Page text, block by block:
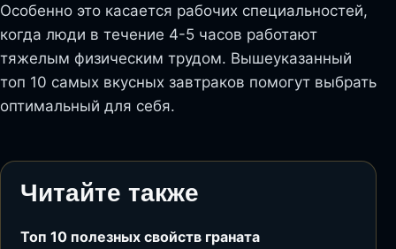
Особенно это касается рабочих специальностей,
когда люди в течение 4-5 часов работают
тяжелым физическим трудом. Вышеуказанный
топ 10 самых вкусных завтраков помогут выбрать
оптимальный для себя.
Читайте также
Топ 10 полезных свойств граната